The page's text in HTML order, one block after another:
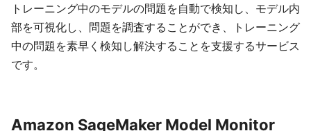
トレーニング中のモデルの問題を自動で検知し、モデル内
部を可視化し、問題を調査することができ、トレーニング
中の問題を素早く検知し解決することを支援するサービス
です。
Amazon SageMaker Model Monitor